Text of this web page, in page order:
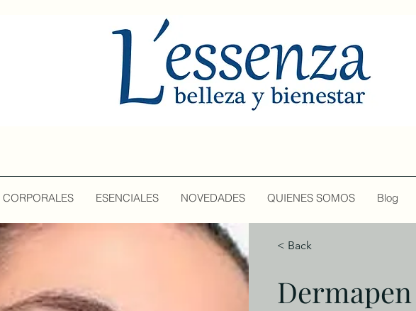
CORPORALES ESENCIALES NOVEDADES QUIENES SOMOS Blog
< Back
Dermapen